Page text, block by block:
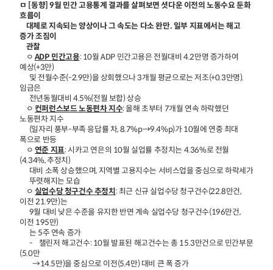
ㅁ [동향] 9월 민간 고용통계 결과를 살펴보면 셧다운 이전의 노동수요 둔화
흐름이
대체로 지속되는 양상이나 그 속도는 다소 완만. 일부 지표에서는 해고
증가 조짐이
관찰
ㅇ ADP 민간고용: 10월 ADP 민간고용은 전월대비 4.2만명 증가하여
예상(+3만)
및 전월수준(-2.9만)을 상회했으나 3개월 평균으로는 저조(+0.3만명).
임금은
전년동월대비 4.5%(전월 보합) 상승
ㅇ 컨퍼런스보드 노동편차 지수: 올해 초부터 7개월 연속 하락했던
노동편차 지수
(일자리 풍부-부족 응답률 차, 8.7%p→9.4%p)가 10월에 연중 최대
폭으로 반등
ㅇ 연준 지표: 시카고 연은의 10월 실업률 추정치는 4.36%로 전월
(4.34%, 추정치)
대비 소폭 상승했으며, 지역별 고용지수는 서비스업을 중심으로 하락세가
뚜렷해지는 모습
ㅇ 실업수당 청구건수 추정치 : 최근 신규 실업수당 청구건수(22.8만건,
이전 21.9만)는
9월 대비 낮은 수준을 유지한 반면 계속 실업수당 청구건수(196만건,
이전 195만)
는 5주 연속 증가
- 챌린저 해고건수: 10월 발표된 해고건수는 총 15.3만건으로 민간부문
(5.0만
→14.5만)을 중심으로 이전(5.4만) 대비 큰 폭 증가